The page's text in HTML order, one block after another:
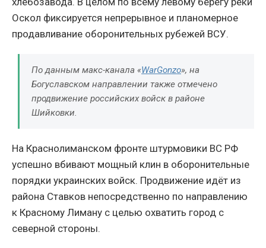
Оскол фиксируется непрерывное и планомерное
продавливание оборонительных рубежей ВСУ.
По данным макс-канала «WarGonzo», на
Богуславском направлении также отмечено
продвижение российских войск в районе
Шийковки.
На Краснолиманском фронте штурмовики ВС РФ
успешно вбивают мощный клин в оборонительные
порядки украинских войск. Продвижение идёт из
района Ставков непосредственно по направлению
к Красному Лиману с целью охватить город с
северной стороны.